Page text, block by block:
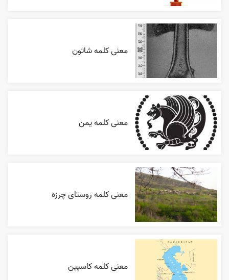
معنی کلمه شاتون
معنی کلمه یمن
معنی کلمه روستای چرزه
معنی کلمه کاسپین